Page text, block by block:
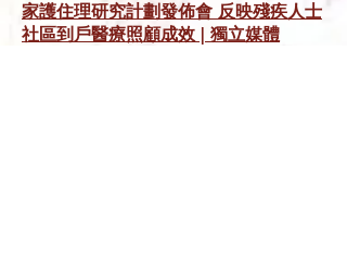
家護住理研究計劃發佈會 反映殘疾人士
社區到戶醫療照顧成效 | 獨立媒體